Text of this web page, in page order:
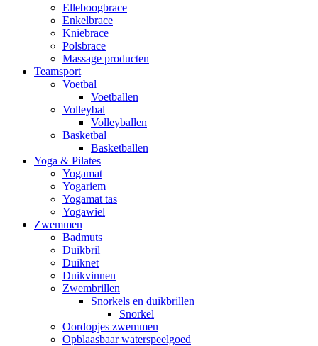
Elleboogbrace
Enkelbrace
Kniebrace
Polsbrace
Massage producten
Teamsport
Voetbal
Voetballen
Volleybal
Volleyballen
Basketbal
Basketballen
Yoga & Pilates
Yogamat
Yogariem
Yogamat tas
Yogawiel
Zwemmen
Badmuts
Duikbril
Duiknet
Duikvinnen
Zwembrillen
Snorkels en duikbrillen
Snorkel
Oordopjes zwemmen
Opblaasbaar waterspeelgoed